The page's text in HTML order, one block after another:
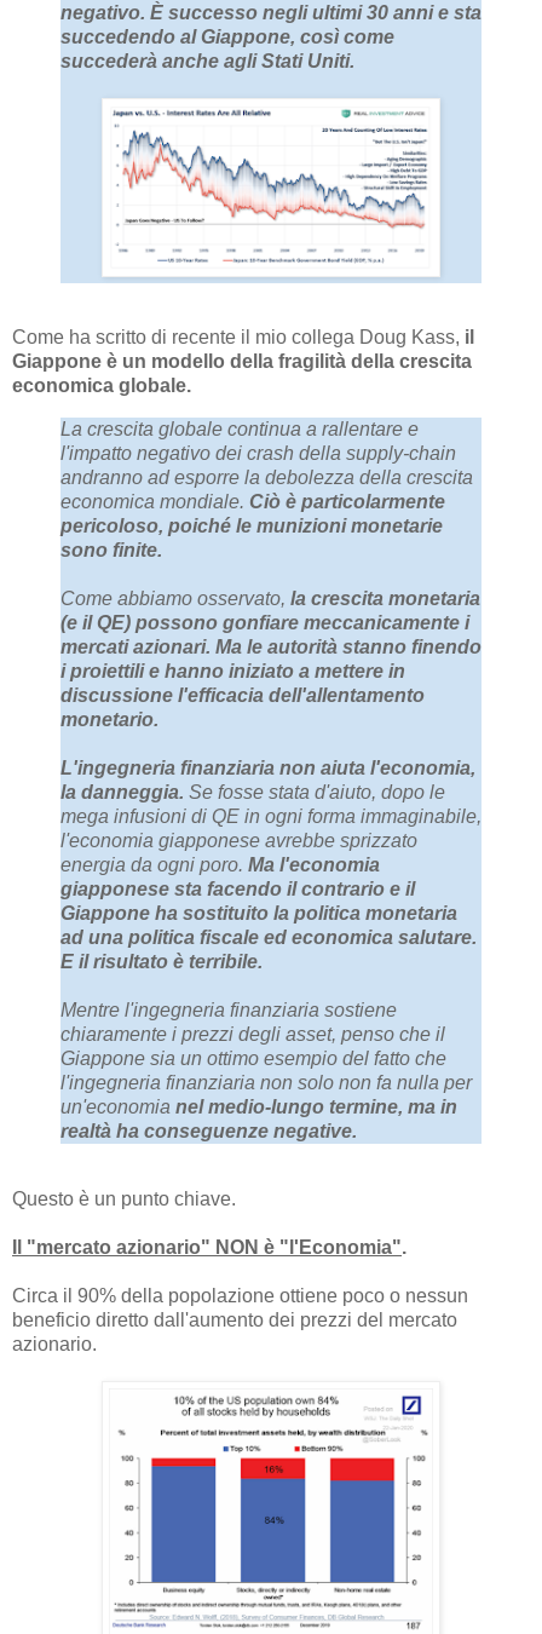
negativo. È successo negli ultimi 30 anni e sta
succedendo al Giappone, così come
succederà anche agli Stati Uniti.
Come ha scritto di recente il mio collega Doug Kass, il
Giappone è un modello della fragilità della crescita
economica globale.
La crescita globale continua a rallentare e
l'impatto negativo dei crash della supply-chain
andranno ad esporre la debolezza della crescita
economica mondiale. Ciò è particolarmente
pericoloso, poiché le munizioni monetarie
sono finite.
Come abbiamo osservato, la crescita monetaria
(e il QE) possono gonfiare meccanicamente i
mercati azionari. Ma le autorità stanno finendo
i proiettili e hanno iniziato a mettere in
discussione l'efficacia dell'allentamento
monetario.
L'ingegneria finanziaria non aiuta l'economia,
la danneggia. Se fosse stata d'aiuto, dopo le
mega infusioni di QE in ogni forma immaginabile,
l'economia giapponese avrebbe sprizzato
energia da ogni poro. Ma l'economia
giapponese sta facendo il contrario e il
Giappone ha sostituito la politica monetaria
ad una politica fiscale ed economica salutare.
E il risultato è terribile.
Mentre l'ingegneria finanziaria sostiene
chiaramente i prezzi degli asset, penso che il
Giappone sia un ottimo esempio del fatto che
l'ingegneria finanziaria non solo non fa nulla per
un'economia nel medio-lungo termine, ma in
realtà ha conseguenze negative.
Questo è un punto chiave.
Il "mercato azionario" NON è "l'Economia".
Circa il 90% della popolazione ottiene poco o nessun
beneficio diretto dall'aumento dei prezzi del mercato
azionario.